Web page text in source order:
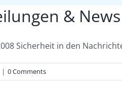
& News
Sicherheit in den
| 0 Comments